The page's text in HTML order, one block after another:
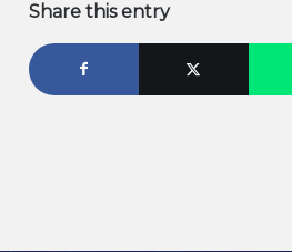
Share this entry